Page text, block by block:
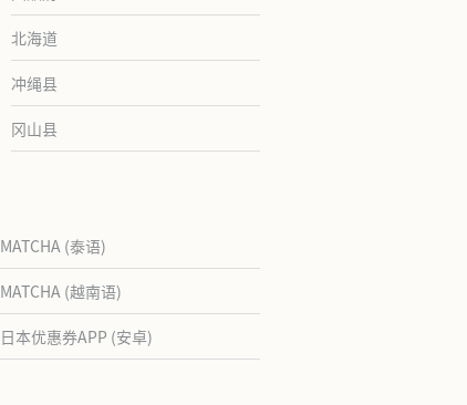
北海道
冲绳县
冈山县
MATCHA (泰语)
MATCHA (越南语)
日本优惠券APP (安卓)